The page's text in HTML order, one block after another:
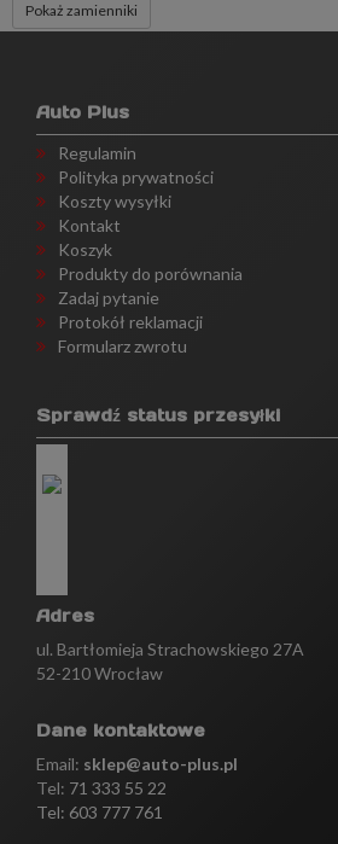
Pokaż zamienniki
Auto Plus
Regulamin
Polityka prywatności
Koszty wysyłki
Kontakt
Koszyk
Produkty do porównania
Zadaj pytanie
Protokół reklamacji
Formularz zwrotu
Sprawdź status przesyłki
Adres
ul. Bartłomieja Strachowskiego 27A
52-210 Wrocław
Dane kontaktowe
Email: sklep@auto-plus.pl
Tel: 71 333 55 22
Tel: 603 777 761